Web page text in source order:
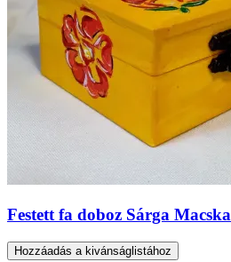
Festett fa doboz Sárga Macska
Hozzáadás a kivánságlistához